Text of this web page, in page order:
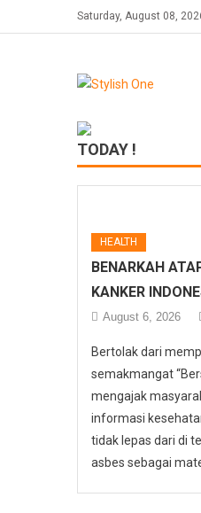
to
Saturday, August 08,
TODAY !
HEALTH
BENARKAH
KANKER
August 6, 2026
Bertolak dari
semakmangat
mengajak
informasi
tidak lepas dari di
asbes sebagai